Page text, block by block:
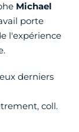
Michael
porte
l'expérience
derniers
coll.